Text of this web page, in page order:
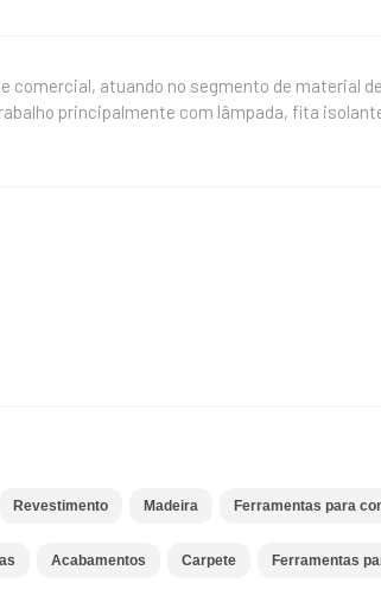
comercial, atuando no segmento de material
principalmente com lâmpada, fita
Revestimento Madeira Ferramentas para
Acabamentos Carpete Ferramentas